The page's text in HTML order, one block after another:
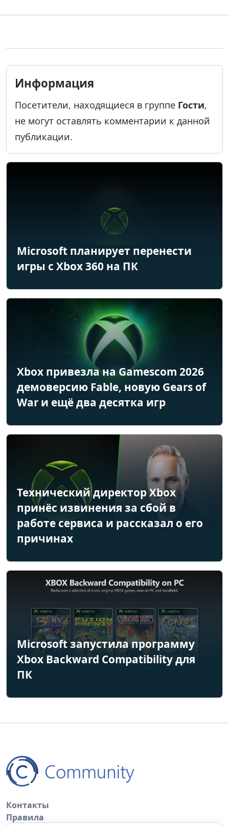
Информация
Посетители, находящиеся в группе Гости,
не могут оставлять комментарии к данной
публикации.
Microsoft планирует перенести
игры с Xbox 360 на ПК
Xbox привезла на Gamescom 2026
демоверсию Fable, новую Gears of
War и ещё два десятка игр
Технический директор Xbox
принёс извинения за сбой в
работе сервиса и рассказал о его
причинах
Microsoft запустила программу
Xbox Backward Compatibility для
ПК
Контакты
Правила